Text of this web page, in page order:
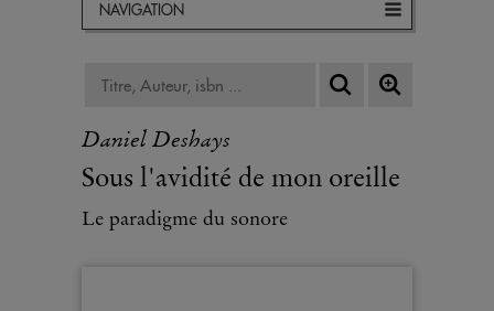
NAVIGATION
Daniel Deshays
Sous l'avidité de mon oreille
Le paradigme du sonore